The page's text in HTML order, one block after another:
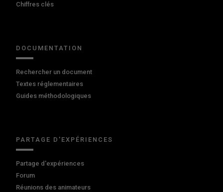
Chiffres clés
DOCUMENTATION
Rechercher un document
Textes réglementaires
Guides méthodologiques
PARTAGE D'EXPÉRIENCES
Partage d'expériences
Forum
Réunions des animateurs